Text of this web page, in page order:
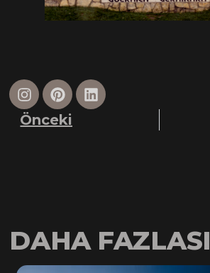
Önceki
DAHA FAZLASI